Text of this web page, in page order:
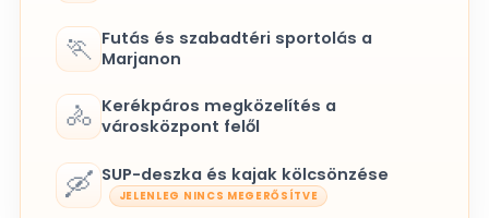
🏃 Futás és szabadtéri sportolás a
Marjanon
🚴 Kerékpáros megközelítés a
városközpont felől
🛶 SUP-deszka és kajak kölcsönzése
JELENLEG NINCS MEGERŐSÍTVE